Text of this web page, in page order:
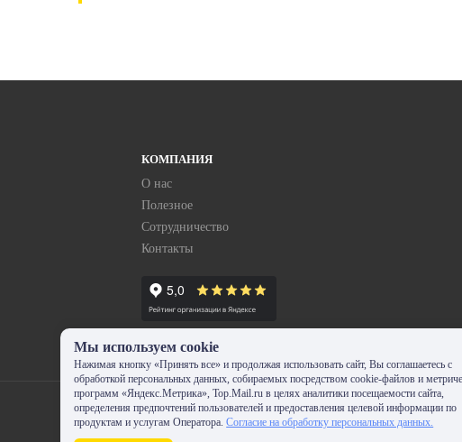
КОМПАНИЯ
О нас
Полезное
Сотрудничество
Контакты
Мы используем cookie
Нажимая кнопку «Принять все» и продолжая использовать сайт, Вы соглашаетесь с
обработкой персональных данных, собираемых посредством cookie-файлов и
программ «Яндекс.Метрика», Top.Mail.ru в целях аналитики посещаемости сайта,
определения предпочтений пользователей и предоставления целевой информации по
продуктам и услугам Оператора.Согласие на обработку персональных данных.